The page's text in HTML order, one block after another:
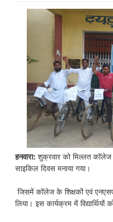
हनवारा: शुक्रवार को मिल्लत
साइकिल दिवस मनाया गया।
जिसमें कॉलेज के शिक्षकों एवं
लिया। इस कार्यक्रम में